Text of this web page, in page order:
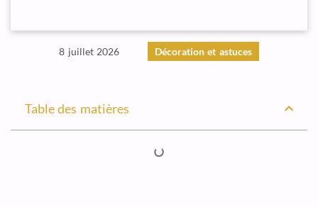
8 juillet 2026 Décoration et astuces
Table des matières